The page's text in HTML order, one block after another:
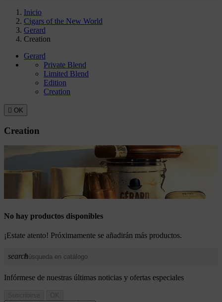
Inicio
Cigars of the New World
Gerard
Creation
Gerard
Private Blend
Limited Blend
Edition
Creation
 OK
Creation
No hay productos disponibles
¡Estate atento! Próximamente se añadirán más productos.
search
Infórmese de nuestras últimas noticias y ofertas especiales